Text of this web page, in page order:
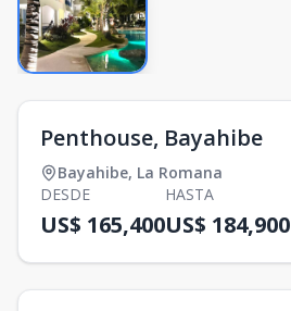
Penthouse, Bayahibe
Bayahibe, La Romana
DESDE
US$ 165,400
HASTA
US$ 184,900